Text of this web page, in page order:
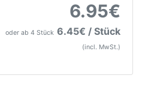
6.95€
oder ab 4 Stück 6.45€ / Stück
(incl. MwSt.)